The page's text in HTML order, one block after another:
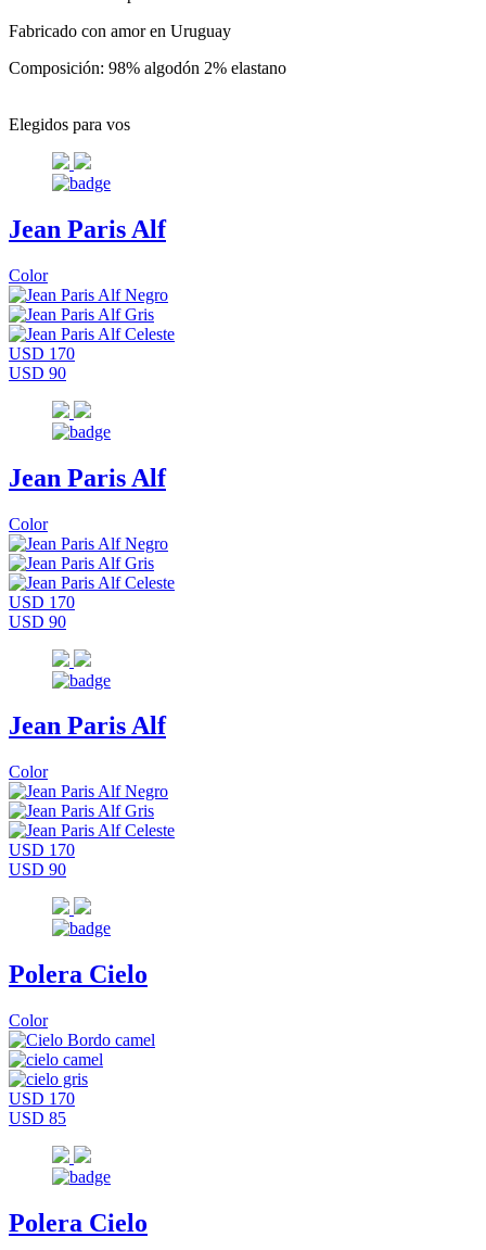
Fabricado con amor en Uruguay
Composición: 98% algodón 2% elastano
Elegidos para vos
Jean Paris Alf
Color
USD 170
USD 90
Jean Paris Alf
Color
USD 170
USD 90
Jean Paris Alf
Color
USD 170
USD 90
Polera Cielo
Color
USD 170
USD 85
Polera Cielo